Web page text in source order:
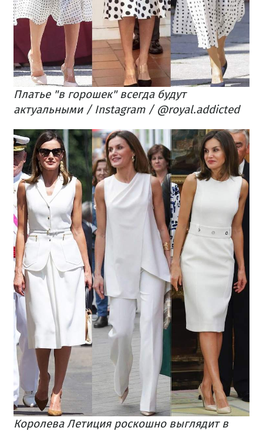
Платье "в горошек" всегда будут
актуальными / Instagram / @royal.addicted
Королева Летиция роскошно выглядит в